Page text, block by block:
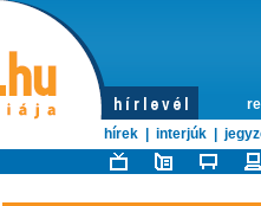
hírek
interjúk